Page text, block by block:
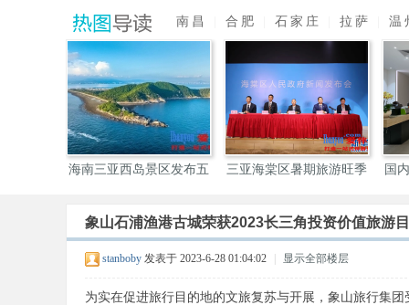
爱
伴
» › › ›
南昌 合肥 石家庄 拉萨 温
广州打造熊猫大型气模迎
风起新文旅 豫见潮郑州 炎
象山石浦渔港古城荣获2023长三角投资价值旅游
stanboby 发表于 2023-6-28 01:04:02 显示全部楼层
为实在促进旅行目的地的文旅复苏与开展，象山旅行集